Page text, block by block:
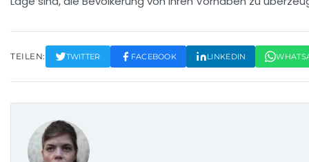
TEILEN: TWITTER FACEBOOK LINKEDIN